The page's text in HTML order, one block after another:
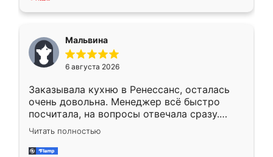
меньше, здесь же он более разнообразный.
Мне нравится ,если что-то потребуется из
мебели буду заказывать только здесь.
Мальвина
6 августа 2026
Заказывала кухню в Ренессанс, осталась
очень довольна. Менеджер всё быстро
посчитала, на вопросы отвечала сразу.
Замерщик приехал в субботу, подошёл к
делу со всей ответственностью. Собрали
за день, ребята работали аккуратно, даже
Читать полностью